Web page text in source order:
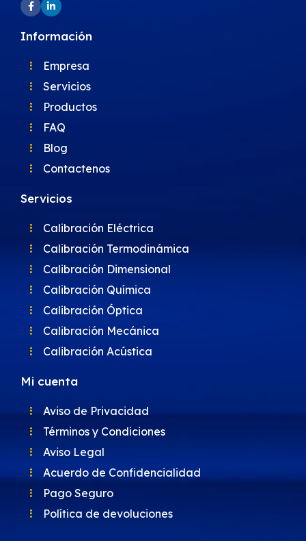
Información
Empresa
Servicios
Productos
FAQ
Blog
Contactenos
Servicios
Calibración Eléctrica
Calibración Termodinámica
Calibración Dimensional
Calibración Química
Calibración Óptica
Calibración Mecánica
Calibración Acústica
Mi cuenta
Aviso de Privacidad
Términos y Condiciones
Aviso Legal
Acuerdo de Confidencialidad
Pago Seguro
Política de devoluciones